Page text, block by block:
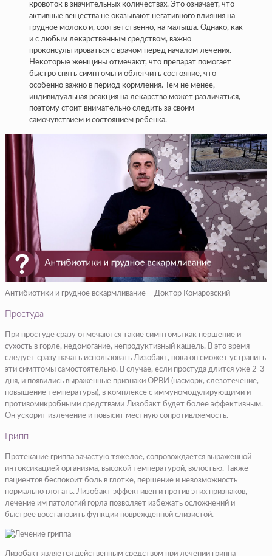
кровоток в значительных количествах. Это означает, что
активные вещества не оказывают негативного влияния на
грудное молоко и, соответственно, на малыша. Однако, как
и с любым лекарственным средством, важно
проконсультироваться с врачом перед началом лечения.
Некоторые женщины отмечают, что препарат помогает
быстро снять симптомы и облегчить состояние, что
особенно важно в период кормления. Тем не менее,
индивидуальная реакция на лекарство может различаться,
поэтому стоит внимательно следить за своим
самочувствием и состоянием ребенка.
Антибиотики и грудное вскармливание – Доктор Комаровский
Простуда
При простуде сразу отмечаются такие симптомы как першение и
сухость в горле, недомогание, непродуктивный кашель. В это время
следует сразу начать использовать Лизобакт, пока он сможет устранить
эти симптомы самостоятельно. В случае, если простуда длится уже 2-3
дня, и появились выраженные признаки ОРВИ (насморк, слезотечение,
повышение температуры), в комплексе с иммуномодулирующими и
противомикробными средствами Лизобакт будет более эффективным.
Он ускорит излечение и повысит местную сопротивляемость.
Грипп
Протекание гриппа зачастую тяжелое, сопровождается выраженной
интоксикацией организма, высокой температурой, вялостью. Также
пациентов беспокоит боль в глотке, першение и невозможность
нормально глотать. Лизобакт эффективен и против этих признаков,
лечение им патологий горла позволяет избежать осложнений и
быстрее восстановить функции поврежденной слизистой.
Лизобакт является действенным средством при лечении гриппа